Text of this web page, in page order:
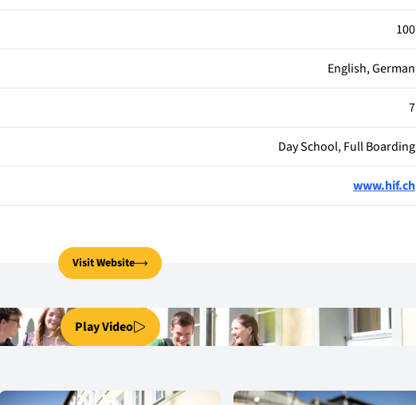
100
English, German
7
Day School, Full Boarding
www.hif.ch
Visit Website
Play Video